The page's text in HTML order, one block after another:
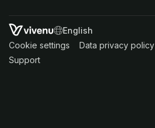
SWITCH LANGUAGE
Cookie settings (opens in a new tab)
Data privacy policy
Support